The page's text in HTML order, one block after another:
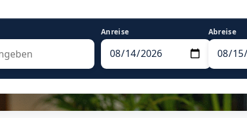
Anreise Abreise